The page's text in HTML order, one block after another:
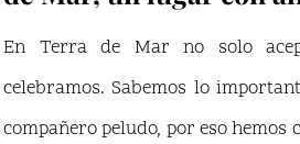
En Terra de Mar no solo
celebramos. Sabemos lo
compañero peludo, por eso hemos